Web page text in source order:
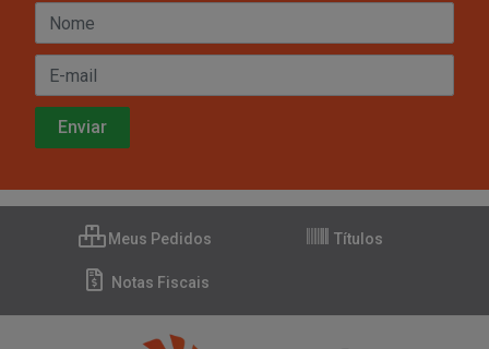
Meus Pedidos Títulos
Notas Fiscais